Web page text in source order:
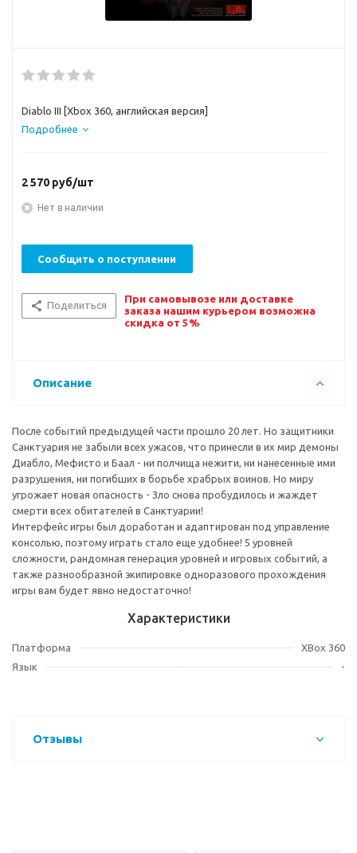
Diablo III [Xbox 360, английская версия]
Подробнее
2 570 руб/шт
Нет в наличии
Сообщить о поступлении
Поделиться
При самовывозе или доставке
заказа нашим курьером возможна
скидка от 5%
Описание
После событий предыдущей части прошло 20 лет. Но защитники
Санктуария не забыли всех ужасов, что принесли в их мир демоны
Диабло, Мефисто и Баал - ни полчища нежити, ни нанесенные ими
разрушения, ни погибших в борьбе храбрых воинов. Но миру
угрожает новая опасность - Зло снова пробудилось и жаждет
смерти всех обитателей в Санктуарии!
Интерфейс игры был доработан и адаптирован под управление
консолью, поэтому играть стало еще удобнее! 5 уровней
сложности, рандомная генерация уровней и игровых событий, а
также разнообразной экипировке одноразового прохождения
игры вам будет явно недостаточно!
Характеристики
Платформа
XBox 360
Язык
-
Отзывы